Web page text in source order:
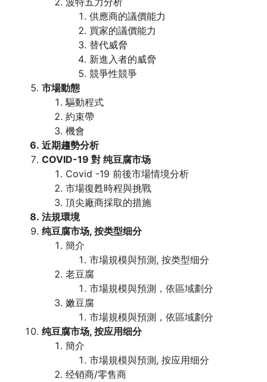
供應商的議價能力
買家的議價能力
替代威脅
新進入者的威脅
競爭性競爭
市場動態
驅動程式
約束帶
機會
近期趨勢分析
COVID-19 對 纯豆腐市场
Covid -19 前後市場情境分析
市場復甦時程與挑戰
頂尖廠商採取的措施
法規環境
纯豆腐市场, 按类型细分
簡介
市場規模與預測, 按类型细分
老豆腐
市場規模與預測，依區域劃分
嫩豆腐
市場規模與預測，依區域劃分
纯豆腐市场, 按应用细分
簡介
市場規模與預測, 按应用细分
经销商/零售商